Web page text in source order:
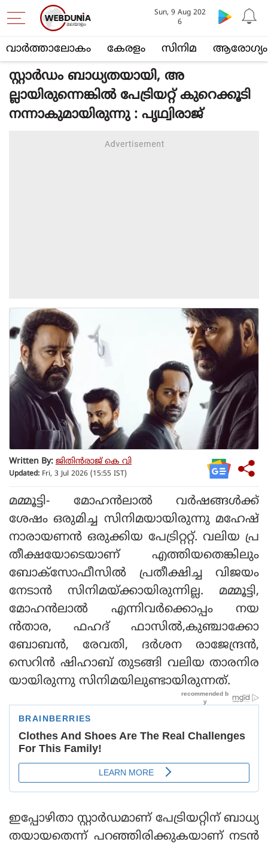
വാര്‍ത്താലോകം കേരളം സിനിമ ആരോഗ്യം
Sun, 9 Aug 202
6
സ്റ്റാർഡം ബാധ്യതയായി, അ
ല്ലായിരുന്നെങ്കിൽ പേട്രിയറ്റ് കുറെക്കൂടി
നന്നാകുമായിരുന്നു : പൃഥ്വിരാജ്
Written By: ജിതിൻരാജ് കെ വി
Updated: Fri, 3 Jul 2026 (15:55 IST)
മമ്മൂട്ടി- മോഹന്‍ലാല്‍ വര്‍ഷങ്ങള്‍ക്ക്
ശേഷം ഒരുമിച്ച സിനിമയായിരുന്നു മഹേഷ്
നാരായണന്‍ ഒരുക്കിയ പേട്രിറ്ററ്റ്. വലിയ പ്ര
തീക്ഷയോടെയാണ് എത്തിയതെങ്കിലും
ബോക്‌സോഫീസില്‍ പ്രതീക്ഷിച്ച വിജയം
നേടാന്‍ സിനിമയ്ക്കായിരുന്നില്ല. മമ്മൂട്ടി,
മോഹന്‍ലാല്‍ എന്നിവര്‍ക്കൊപ്പം നയ
ന്‍താര, ഫഹദ് ഫാസില്‍,കുഞ്ചാക്കോ
ബോബന്‍, രേവതി, ദര്‍ശന രാജേന്ദ്രന്‍,
സെറിന്‍ ഷിഹാബ് തുടങ്ങി വലിയ താരനിര
യായിരുന്നു സിനിമയിലുണ്ടായിരുന്നത്.
ഇപ്പോഴിതാ സ്റ്റാര്‍ഡമാണ് പേട്രിയറ്റിന് ബാധ്യ
തയായതെന്ന് പറഞ്ഞിരിക്കുകയാണ് നടന്‍